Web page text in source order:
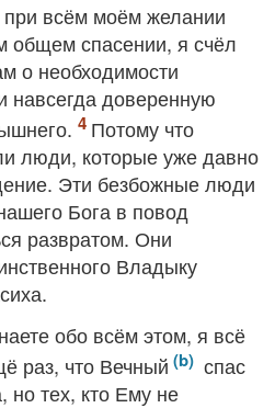
всём моём желании
общем спасении, я счёл
о необходимости
навсегда доверенную
Потому что
люди, которые уже давно
Эти безбожные люди
Бога в повод
развратом. Они
Владыку
обо всём этом, я всё
раз, что Вечный
спас
но тех, кто Ему не